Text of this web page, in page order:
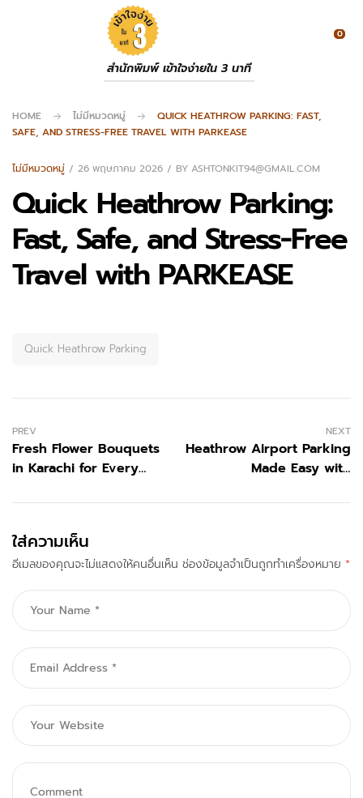
สำนักพิมพ์ เข้าใจง่ายใน 3 นาที
0
HOME ไม่มีหมวดหมู่
QUICK HEATHROW PARKING: FAST,
SAFE, AND STRESS-FREE TRAVEL WITH PARKEASE
ไม่มีหมวดหมู่ 26 พฤษภาคม 2026 BY ASHTONKIT94@GMAIL.COM
Quick Heathrow Parking:
Fast, Safe, and Stress-Free
Travel with PARKEASE
Quick Heathrow Parking
PREV
Fresh Flower Bouquets
in Karachi for Every
NEXT
Heathrow Airport Parking
Made Easy with
ใส่ความเห็น
อีเมลของคุณจะไม่แสดงให้คนอื่นเห็น ช่องข้อมูลจำเป็นถูกทำเครื่องหมาย *